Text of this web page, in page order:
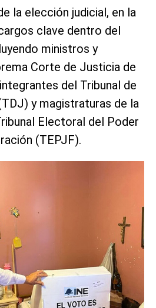
la elección judicial, en la
clave dentro del
ministros y
Corte de Justicia de
del Tribunal de
y magistraturas de la
Electoral del Poder
(TEPJF).